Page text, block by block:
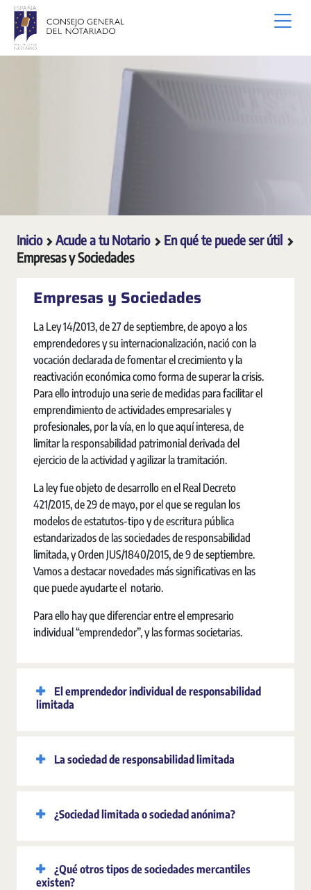
Saltar al contenido principal
Inicio Acude a tu Notario
En qué te puede ser útil
Empresas y Sociedades
Empresas y Sociedades
La Ley 14/2013, de 27 de septiembre, de apoyo a los
emprendedores y su internacionalización, nació con la
vocación declarada de fomentar el crecimiento y la
reactivación económica como forma de superar la crisis.
Para ello introdujo una serie de medidas para facilitar el
emprendimiento de actividades empresariales y
profesionales, por la vía, en lo que aquí interesa, de
limitar la responsabilidad patrimonial derivada del
ejercicio de la actividad y agilizar la tramitación.
La ley fue objeto de desarrollo en el Real Decreto
421/2015, de 29 de mayo, por el que se regulan los
modelos de estatutos-tipo y de escritura pública
estandarizados de las sociedades de responsabilidad
limitada, y Orden JUS/1840/2015, de 9 de septiembre.
Vamos a destacar novedades más significativas en las
que puede ayudarte el notario.
Para ello hay que diferenciar entre el empresario
individual “emprendedor”, y las formas societarias.
El emprendedor individual de responsabilidad
limitada
La sociedad de responsabilidad limitada
¿Sociedad limitada o sociedad anónima?
¿Qué otros tipos de sociedades mercantiles
existen?